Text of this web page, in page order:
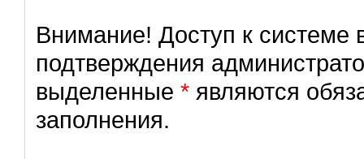
Внимание! Доступ к системе
подтверждения
выделенные * являются
заполнения.